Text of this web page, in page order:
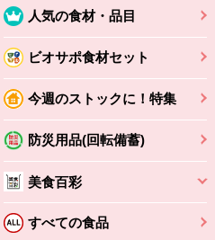
人気の食材・品目
ビオサポ食材セット
今週のストックに！特集
防災用品(回転備蓄)
美食百彩
すべての食品
（香
っ！
かごへ
バルサミコ
本体2,160円 (税込2,333円)
かごへ